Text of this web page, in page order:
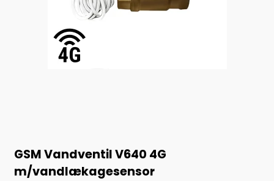
GSM Vandventil V640 4G
m/vandlækagesensor